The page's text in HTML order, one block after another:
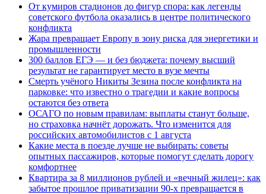
От кумиров стадионов до фигур спора: как легенды
советского футбола оказались в центре политического
конфликта
Жара превращает Европу в зону риска для энергетики и
промышленности
300 баллов ЕГЭ — и без бюджета: почему высший
результат не гарантирует место в вузе мечты
Смерть учёного Никиты Зезина после конфликта на
парковке: что известно о трагедии и какие вопросы
остаются без ответа
ОСАГО по новым правилам: выплаты станут больше,
но страховка начнёт дорожать. Что изменится для
российских автомобилистов с 1 августа
Какие места в поезде лучше не выбирать: советы
опытных пассажиров, которые помогут сделать дорогу
комфортнее
Квартира за 8 миллионов рублей и «вечный жилец»: как
забытое прошлое приватизации 90-х превращается в